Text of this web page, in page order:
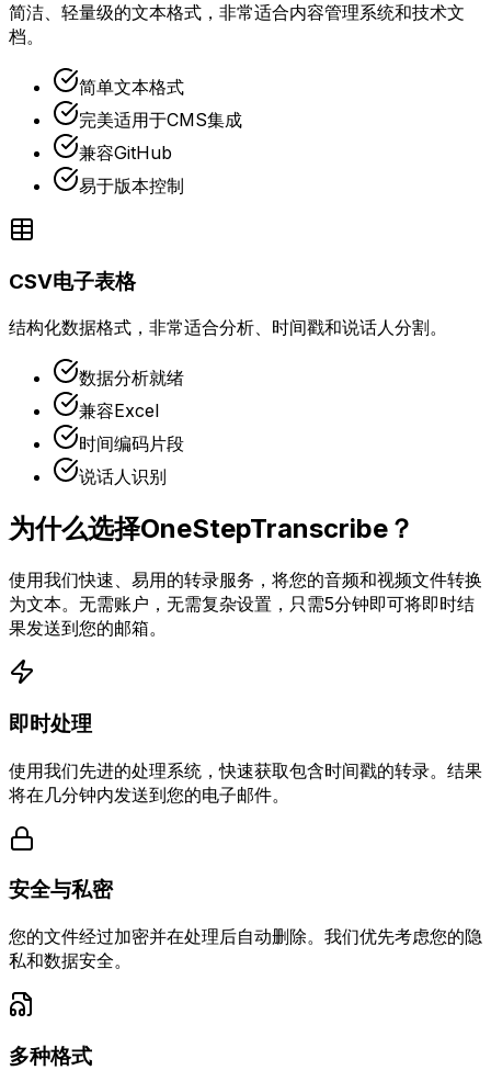
简洁、轻量级的文本格式，非常适合内容管理系统和技术文
档。
简单文本格式
完美适用于CMS集成
兼容GitHub
易于版本控制
CSV电子表格
结构化数据格式，非常适合分析、时间戳和说话人分割。
数据分析就绪
兼容Excel
时间编码片段
说话人识别
为什么选择OneStepTranscribe？
使用我们快速、易用的转录服务，将您的音频和视频文件转换
为文本。无需账户，无需复杂设置，只需5分钟即可将即时结
果发送到您的邮箱。
即时处理
使用我们先进的处理系统，快速获取包含时间戳的转录。结果
将在几分钟内发送到您的电子邮件。
安全与私密
您的文件经过加密并在处理后自动删除。我们优先考虑您的隐
私和数据安全。
多种格式